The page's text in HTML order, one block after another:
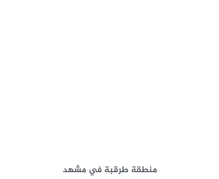
منطقة طرقبة في مشهد